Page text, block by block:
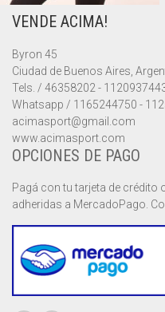
PANTALONES
REMERAS
MANGA CORTA
SIN MANGAS
SHORTS
SHORT DEPORTIVO
SHORT POLLERA
PANTALONES
REMERAS
SHORTS
CHALECOS
MUSCULOSAS
PANTALONES
SHORTS
VENDE ACIMA!
Byron 45
Ciudad de Buenos Aires,
Tels. / 46358202 -
Whatsapp / 1165244750 -
acimasport@gmail.com
www.acimasport.com
OPCIONES DE PAGO
Pagá con tu tarjeta de crédito
adheridas a MercadoPago.